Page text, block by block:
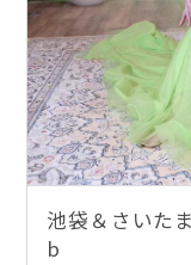
池袋＆さいた
b